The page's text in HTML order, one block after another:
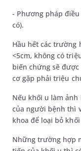
- Phương pháp
có).
Hầu hết các trường
<5cm, không có
biến chứng sẽ
cơ gặp phải triệu
Nếu khối u làm
của người bệnh thì
khoa để loại bỏ
Những trường hợp